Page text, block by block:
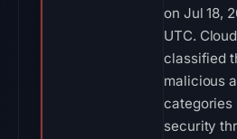
on Jul 18,
UTC.
classified
malicious
categories
security